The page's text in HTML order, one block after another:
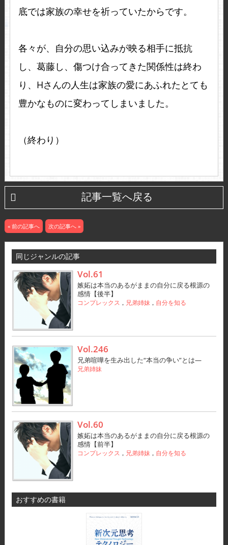
底では家族の幸せを祈っていたからです。
各々が、自分の思い込みが映る相手に抵抗
し、葛藤し、傷つけ合ってきた関係性は終わ
り、Hさんの人生は家族の愛にあふれたとても
豊かなものに変わってしまいました。
（終わり）
記事一覧へ戻る
« 前の記事へ 次の記事へ »
同じジャンルの記事
Vol.61
嫉妬は本当のあるがままの自分に戻る根源の
感情【後半】
コンプレックス ， 兄弟姉妹 ， 自分を知る
Vol.246
兄弟喧嘩を生み出した“本当の争い”とは—
兄弟姉妹
Vol.60
嫉妬は本当のあるがままの自分に戻る根源の
感情【前半】
コンプレックス ， 兄弟姉妹 ， 自分を知る
おすすめの書籍